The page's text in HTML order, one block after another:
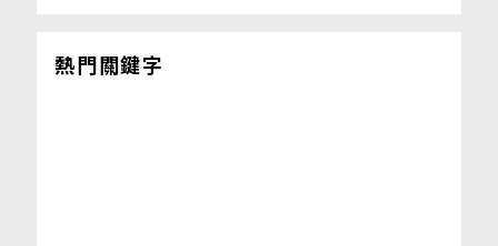
熱門關鍵字